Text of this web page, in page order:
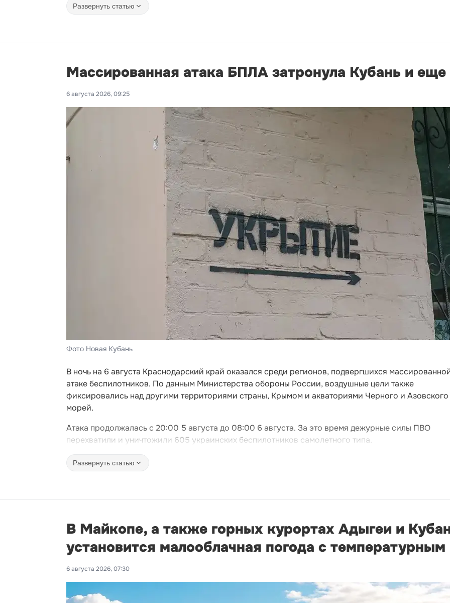
Развернуть статью
Массированная атака БПЛА затронула Кубань и еще
6 августа 2026, 09:25
Фото Новая Кубань
В ночь на 6 августа Краснодарский край оказался среди регионов, подвергшихся
атаке беспилотников. По данным Министерства обороны России, воздушные цели также
фиксировались над другими территориями страны, Крымом и акваториями Черного и Азовского
морей.
Атака продолжалась с 20:00 5 августа до 08:00 6 августа. За это время дежурные силы ПВО
перехватили и уничтожили 605 украинских беспилотников самолетного типа.
Развернуть статью
В Майкопе, а также горных курортах Адыгеи и
установится малооблачная погода с
6 августа 2026, 07:30